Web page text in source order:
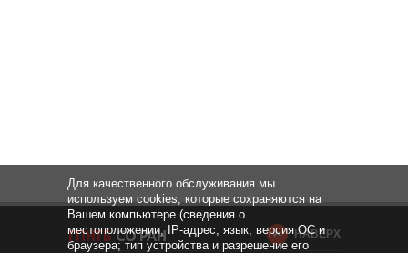
НАВЕРХ
Для качественного обслуживания мы
используем cookies, которые сохраняются на
Вашем компьютере (сведения о
местоположении; IP-адрес; язык, версия ОС и
браузера; тип устройства и разрешение его